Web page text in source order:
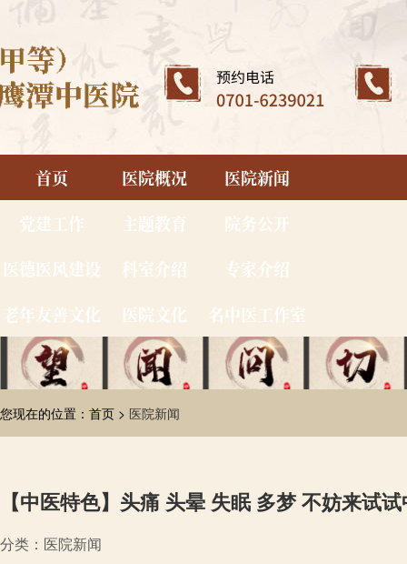
首页 医院概况
医院新闻
党建工作
主题教育
院务公开
医德医风建设
科室介绍
专家介绍
老年友善文化
医院文化 名中医工作室
您现在的位置：首页 > 医院新闻
【中医特色】头痛 头晕 失眠 多梦 不妨来试
分类：医院新闻